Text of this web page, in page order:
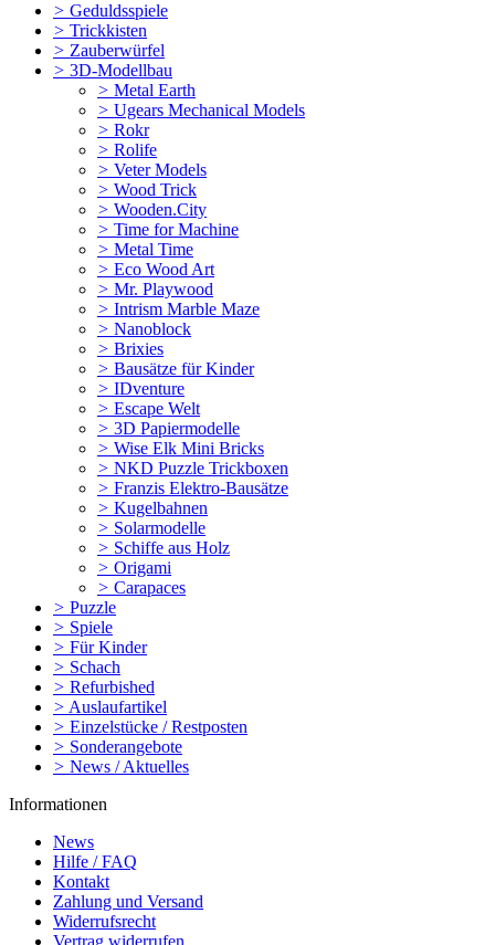
> Geduldsspiele
> Trickkisten
> Zauberwürfel
> 3D-Modellbau
> Metal Earth
> Ugears Mechanical Models
> Rokr
> Rolife
> Veter Models
> Wood Trick
> Wooden.City
> Time for Machine
> Metal Time
> Eco Wood Art
> Mr. Playwood
> Intrism Marble Maze
> Nanoblock
> Brixies
> Bausätze für Kinder
> IDventure
> Escape Welt
> 3D Papiermodelle
> Wise Elk Mini Bricks
> NKD Puzzle Trickboxen
> Franzis Elektro-Bausätze
> Kugelbahnen
> Solarmodelle
> Schiffe aus Holz
> Origami
> Carapaces
> Puzzle
> Spiele
> Für Kinder
> Schach
> Refurbished
> Auslaufartikel
> Einzelstücke / Restposten
> Sonderangebote
> News / Aktuelles
Informationen
News
Hilfe / FAQ
Kontakt
Zahlung und Versand
Widerrufsrecht
Vertrag widerrufen